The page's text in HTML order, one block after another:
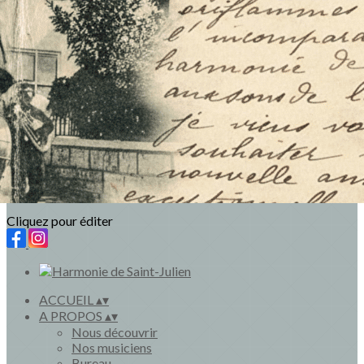
Exporter les lignes sélectionnées
Exporter toutes les colonnes
Exporter uniquement les colonnes affichées
Menu
<
>
Actualités
Revue de presse
Ajoutez un logo, un bouton, des réseaux sociaux
Cliquez pour éditer
ACCUEIL▴▾
A PROPOS ▴▾
Nous découvrir
Nos musiciens